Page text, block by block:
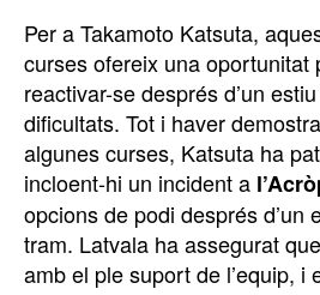
Per a Takamoto Katsuta,
curses ofereix una oportunitat
reactivar-se després d’un
dificultats. Tot i haver
algunes curses, Katsuta ha
incloent-hi un incident a
opcions de podi després d’un
tram. Latvala ha assegurat
amb el ple suport de l’equip, i